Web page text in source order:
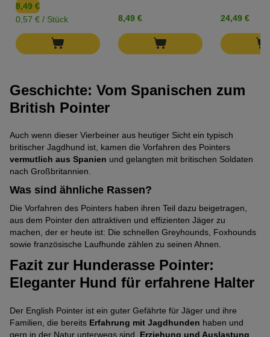
8,49 €
0,57 € / Stück
8,49 € 24,49 €
Geschichte: Vom Spanischen zum
British Pointer
Auch wenn dieser Vierbeiner aus heutiger Sicht ein typisch
britischer Jagdhund ist, kamen die Vorfahren des Pointers
vermutlich aus Spanien und gelangten mit britischen Soldaten
nach Großbritannien.
Was sind ähnliche Rassen?
Die Vorfahren des Pointers haben ihren Teil dazu beigetragen,
aus dem Pointer den attraktiven und effizienten Jäger zu
machen, der er heute ist: Die schnellen Greyhounds, Foxhounds
sowie französische Laufhunde zählen zu seinen Ahnen.
Fazit zur Hunderasse Pointer:
Eleganter Hund für erfahrene Halter
Der English Pointer ist ein guter Gefährte für Jäger und ihre
Familien, die bereits Erfahrung mit Jagdhunden haben und
gern in der Natur unterwegs sind. Erziehung und Auslastung